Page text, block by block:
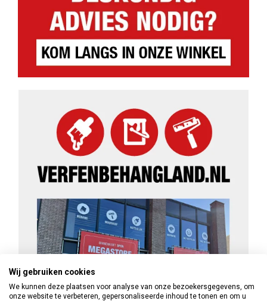
Wij gebruiken cookies
We kunnen deze plaatsen voor analyse van onze bezoekersgegevens, om
onze website te verbeteren, gepersonaliseerde inhoud te tonen en om u